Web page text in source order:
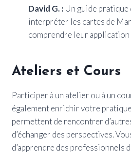
David G. : Un guide pratique
interpréter les cartes de
comprendre leur application
Ateliers et Cours
Participer à un atelier ou à un
également enrichir votre
permettent de rencontrer
d’échanger des perspectives.
d’apprendre des professionnels